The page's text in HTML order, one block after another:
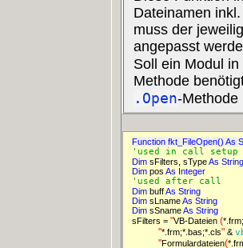
Dateinamen
muss der
angepasst
Soll ein Modul
Methode
.Open-Methode
Function fkt_FileOpen() As
'used in call
Dim sFilters, sType As
Dim pos As Integer
'used after call
Dim buff As String
Dim sLname As String
Dim sSname As String
sFilters = "VB-Dateien (
"*.frm;*.bas;*.cls" &
"Formulardateien(